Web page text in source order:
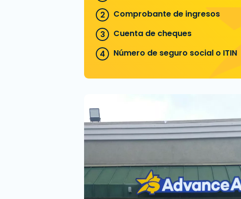
Comprobante de ingresos
Cuenta de cheques
Número de seguro social o ITIN